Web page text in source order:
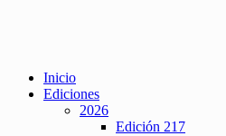
Inicio
Ediciones
2026
Edición 217